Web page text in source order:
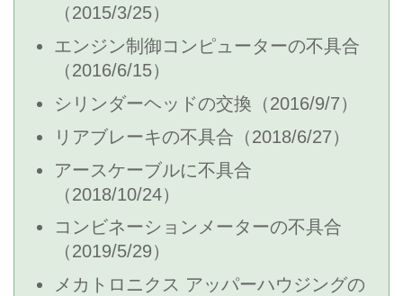
（2015/3/25）
エンジン制御コンピューターの不具合
（2016/6/15）
シリンダーヘッドの交換（2016/9/7）
リアブレーキの不具合（2018/6/27）
アースケーブルに不具合
（2018/10/24）
コンビネーションメーターの不具合
（2019/5/29）
メカトロニクス アッパーハウジングの